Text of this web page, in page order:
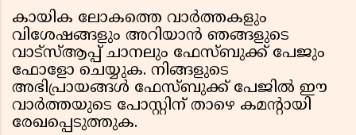
കായിക ലോകത്തെ വാർത്തകളും
വിശേഷങ്ങളും അറിയാൻ ഞങ്ങളുടെ
വാട്സ്ആപ്പ് ചാനലും ഫേസ്ബുക്ക് പേജും
ഫോളോ ചെയ്യുക. നിങ്ങളുടെ
അഭിപ്രായങ്ങൾ ഫേസ്ബുക്ക് പേജിൽ ഈ
വാർത്തയുടെ പോസ്റ്റിന് താഴെ കമൻ്റായി
രേഖപ്പെടുത്തുക.